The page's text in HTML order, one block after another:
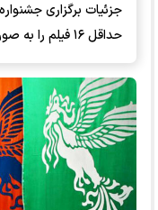
جزئیات برگزاری
حداقل ۱۶ فیلم را به صورت قطعی در مشهد اکران خواهیم کرد.